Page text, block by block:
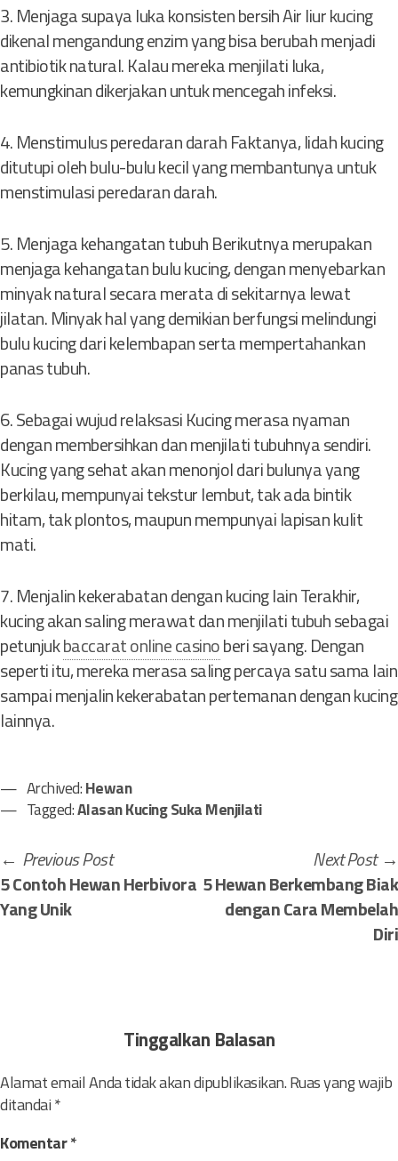
3. Menjaga supaya luka konsisten bersih Air liur kucing
dikenal mengandung enzim yang bisa berubah menjadi
antibiotik natural. Kalau mereka menjilati luka,
kemungkinan dikerjakan untuk mencegah infeksi.
4. Menstimulus peredaran darah Faktanya, lidah kucing
ditutupi oleh bulu-bulu kecil yang membantunya untuk
menstimulasi peredaran darah.
5. Menjaga kehangatan tubuh Berikutnya merupakan
menjaga kehangatan bulu kucing, dengan menyebarkan
minyak natural secara merata di sekitarnya lewat
jilatan. Minyak hal yang demikian berfungsi melindungi
bulu kucing dari kelembapan serta mempertahankan
panas tubuh.
6. Sebagai wujud relaksasi Kucing merasa nyaman
dengan membersihkan dan menjilati tubuhnya sendiri.
Kucing yang sehat akan menonjol dari bulunya yang
berkilau, mempunyai tekstur lembut, tak ada bintik
hitam, tak plontos, maupun mempunyai lapisan kulit
mati.
7. Menjalin kekerabatan dengan kucing lain Terakhir,
kucing akan saling merawat dan menjilati tubuh sebagai
petunjukbaccarat online casinoberi sayang. Dengan
seperti itu, mereka merasa saling percaya satu sama lain
sampai menjalin kekerabatan pertemanan dengan kucing
lainnya.
Archived:Hewan
Tagged:Alasan Kucing Suka Menjilati
N
a
s
i
p
Previous PostP
r
o
5 Contoh Hewan Herbivora
Yang Unik
Next Post
5 Hewan Berkembang Biak
dengan Cara Membelah
Diri
Tinggalkan Balasan
Alamat email Anda tidak akan dipublikasikan.Ruas yang wajib
ditandai*
Komentar*